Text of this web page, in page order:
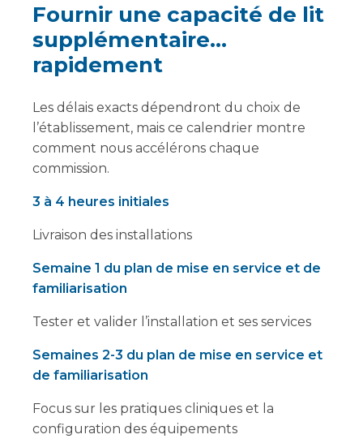
Fournir une capacité de lit
supplémentaire…
rapidement
Les délais exacts dépendront du choix de
l’établissement, mais ce calendrier montre
comment nous accélérons chaque
commission.
3 à 4 heures initiales
Livraison des installations
Semaine 1 du plan de mise en service et de
familiarisation
Tester et valider l’installation et ses services
Semaines 2-3 du plan de mise en service et
de familiarisation
Focus sur les pratiques cliniques et la
configuration des équipements